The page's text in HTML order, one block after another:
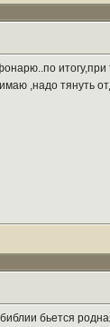
,надо тянуть
бьется